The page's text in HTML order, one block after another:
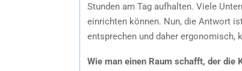
Stunden am Tag aufhalten. Viele
einrichten können. Nun, die Antwort
entsprechen und daher ergonomisch,
Wie man einen Raum schafft, der die